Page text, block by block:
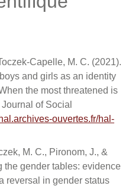
Capelle, M. C. (2021).
and girls as an identity
the most threatened is
of Social
ouvertes.fr/hal-
M. C., Pironom, J., &
the gender tables: evidence
reversal in gender status